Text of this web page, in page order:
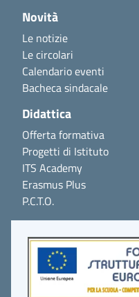
Novità
Le notizie
Le circolari
Calendario eventi
Bacheca sindacale
Didattica
Offerta formativa
Progetti di Istituto
ITS Academy
Erasmus Plus
P.C.T.O.